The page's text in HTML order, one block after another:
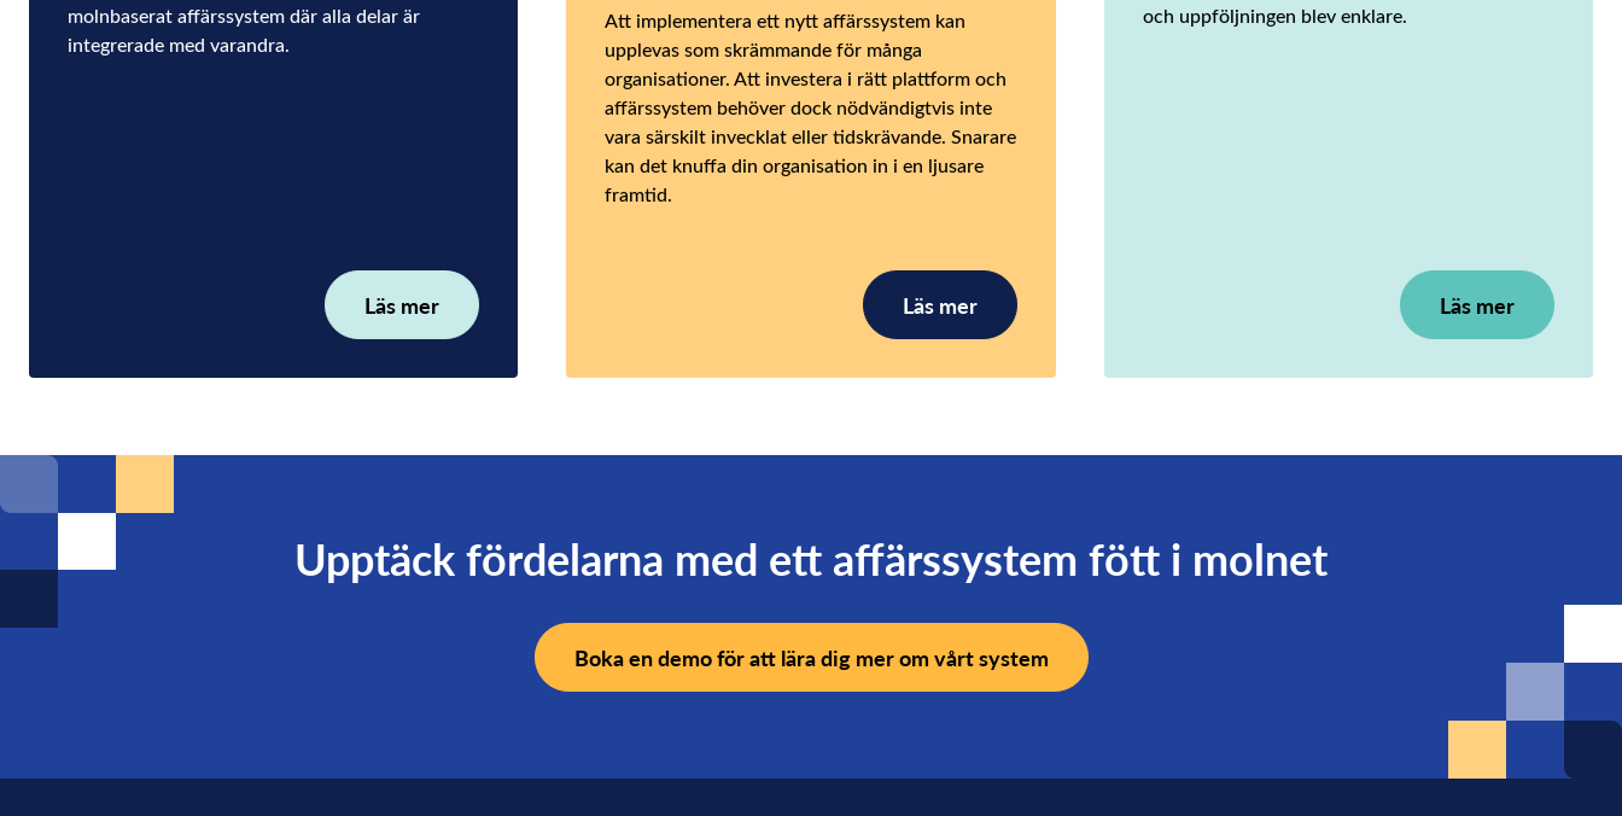
molnbaserat affärssystem där alla delar är
integrerade med varandra.
Läs mer
Att implementera ett nytt affärssystem kan
upplevas som skrämmande för många
organisationer. Att investera i rätt plattform och
affärssystem behöver dock nödvändigtvis inte
vara särskilt invecklat eller tidskrävande. Snarare
kan det knuffa din organisation in i en ljusare
framtid.
Läs mer
och uppföljningen blev enklare.
Läs mer
Upptäck fördelarna med ett affärssystem fött i molnet
Boka en demo för att lära dig mer om vårt system